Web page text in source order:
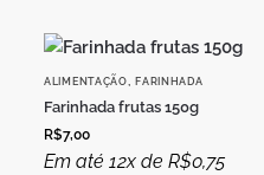
ALIMENTAÇÃO,FARINHADA
Farinhada frutas 150g
R$7,00
Em até 12x de R$0,75